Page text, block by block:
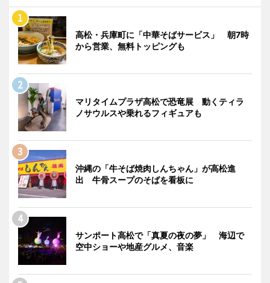
高松・兵庫町に「中華そばサービス」 朝7時
から営業、無料トッピングも
マリタイムプラザ高松で恐竜展 動くティラ
ノサウルスや乗れるフィギュアも
沖縄の「牛そば焼肉しんちゃん」が高松進
出 牛骨スープのそばを看板に
サンポート高松で「真夏の夜の夢」 海辺で
空中ショーや地産グルメ、音楽